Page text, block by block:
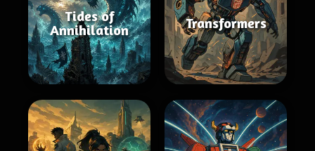
Tides of
Annihilation
Transformers